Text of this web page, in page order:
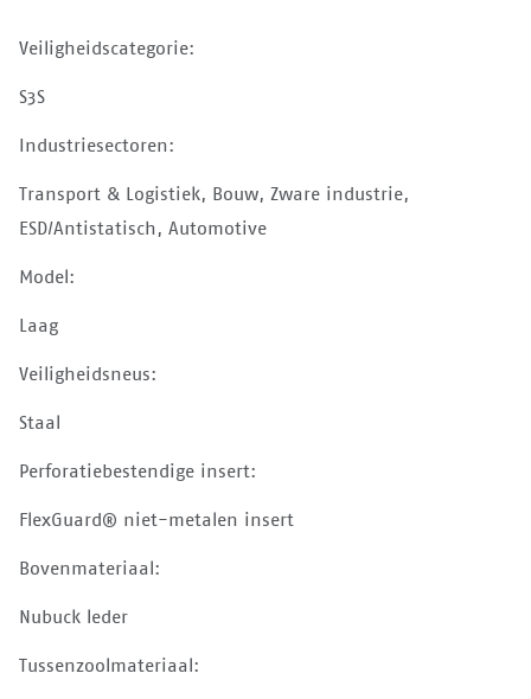
Veiligheidscategorie:
S3S
Industriesectoren:
Transport & Logistiek, Bouw, Zware industrie,
ESD/Antistatisch, Automotive
Model:
Laag
Veiligheidsneus:
Staal
Perforatiebestendige insert:
FlexGuard® niet-metalen insert
Bovenmateriaal:
Nubuck leder
Tussenzoolmateriaal: